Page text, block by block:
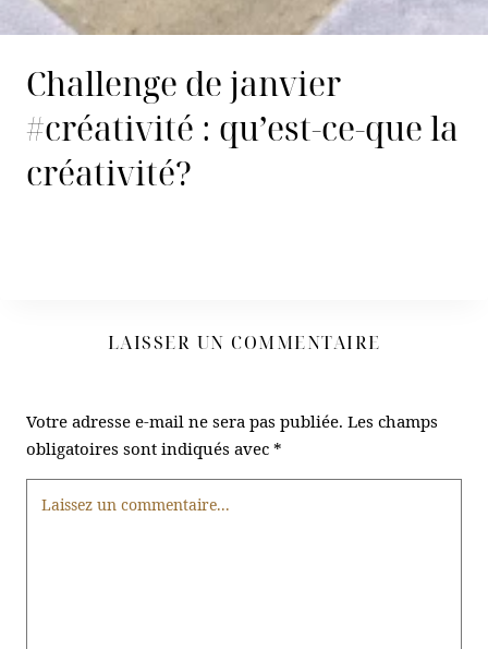
Challenge de janvier
#créativité : qu’est-ce-que la
créativité?
LAISSER UN COMMENTAIRE
Votre adresse e-mail ne sera pas publiée. Les champs
obligatoires sont indiqués avec *